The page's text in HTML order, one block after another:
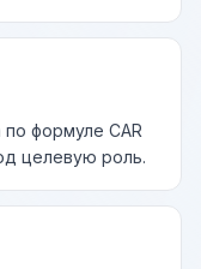
формуле CAR
целевую роль.